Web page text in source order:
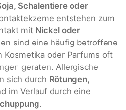
Schalentiere oder
entstehen zum
mit Nickel oder
sind eine häufig betroffene
Kosmetika oder Parfums oft
geraten. Allergische
sich durch Rötungen,
im Verlauf durch eine
.